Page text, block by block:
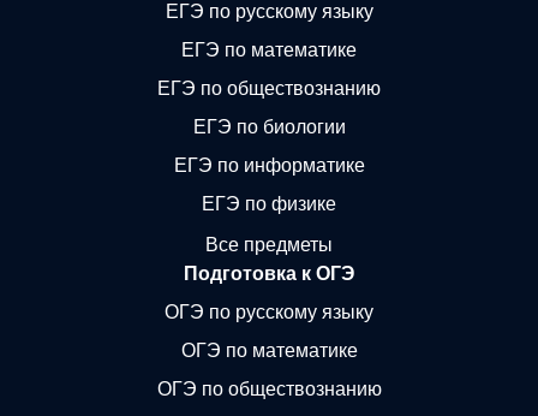
ЕГЭ по русскому языку
ЕГЭ по математике
ЕГЭ по обществознанию
ЕГЭ по биологии
ЕГЭ по информатике
ЕГЭ по физике
Все предметы
Подготовка к ОГЭ
ОГЭ по русскому языку
ОГЭ по математике
ОГЭ по обществознанию